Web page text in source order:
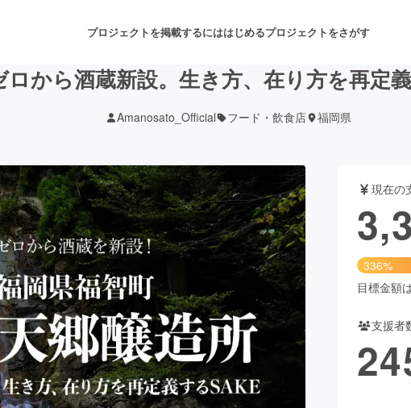
プロジェクトを掲載するにははじめるプロジェクトをさがす
音楽 舞台・パフォーマンス
ゲーム・サービス開発 フード・飲食店
書籍・雑誌出版 アニメ・漫画
チャレンジ ビューティー・ヘルスケ
から酒蔵新設。生き方、在り方を再定
Amanosato_Official フード・飲食店 福岡県
現在の
336%
目標金額
支援者